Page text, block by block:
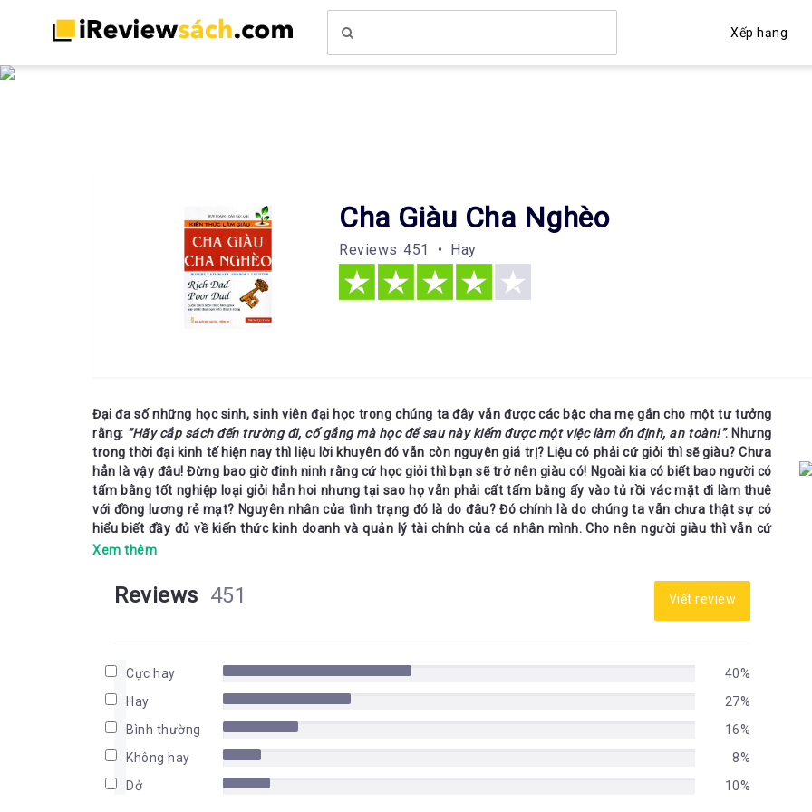
Xếp hạng
Cha Giàu Cha Nghèo
Reviews 451 • Hay
Đại đa số những học sinh, sinh viên đại học trong chúng ta đây vẫn được các bậc cha mẹ gắn cho một tư tưởng
rằng: “Hãy cắp sách đến trường đi, cố gắng mà học để sau này kiếm được một việc làm ổn định, an toàn!”. Nhưng
trong thời đại kinh tế hiện nay thì liệu lời khuyên đó vẫn còn nguyên giá trị? Liệu có phải cứ giỏi thì sẽ giàu? Chưa
hẳn là vậy đâu! Đừng bao giờ đinh ninh rằng cứ học giỏi thì bạn sẽ trở nên giàu có! Ngoài kia có biết bao người có
tấm bằng tốt nghiệp loại giỏi hẳn hoi nhưng tại sao họ vẫn phải cất tấm bằng ấy vào tủ rồi vác mặt đi làm thuê
với đồng lương rẻ mạt? Nguyên nhân của tình trạng đó là do đâu? Đó chính là do chúng ta vẫn chưa thật sự có
hiểu biết đầy đủ về kiến thức kinh doanh và quản lý tài chính của cá nhân mình. Cho nên người giàu thì vẫn cứ
giàu còn nghèo lại càng nghèo thêm! Hãy đến với cuốn sách
mẹ, những người trẻ đang sống trong xã hội hiện đại này có cái nhìn đầy đủ về đồng tiền mà cả hai đã dồn hết
cụ giáo dục tốt cho tất cả những ai có hứng thú đối với việc nâng cao khả năng kinh doanh và cải thiện tình hình
tài chính của mình!
Quay trở lại với câu nói: “ Hãy cắp sách đến trường cố gắng mà học để sau này có một việc làm ổn định, an toàn”
tưởng như là một lời khuyên đúng đắn nhưng theo Robert đó lại chính là lời khuyên nguy hại nhất mà cha mẹ
Xem thêm
Reviews 451 Viết review
Cực hay
40%
Hay
27%
Bình thường
16%
Không hay
8%
Dở
10%